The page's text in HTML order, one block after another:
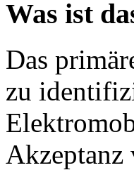
Was ist
Das
zu
Akzeptanz